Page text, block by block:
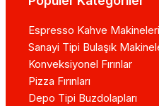
Espresso Kahve Makineleri
Sanayi Tipi Bulaşık
Konveksiyonel Fırınlar
Pizza Fırınları
Depo Tipi Buzdolapları